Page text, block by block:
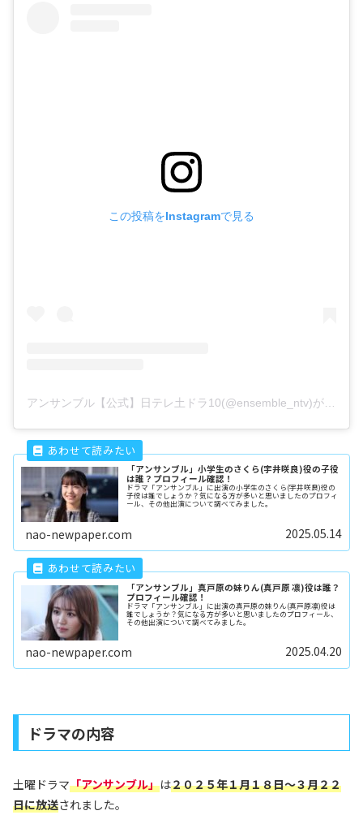
この投稿をInstagramで見る
「アンサンブル」小学生のさくら(宇井咲良)役の子役
は誰？プロフィール確認！
ドラマ「アンサンブル」に出演の小学生のさくら(宇井咲良)役の
子役は誰でしょうか？気になる方が多いと思いましたのプロフィ
ール、その他出演について調べてみました。
nao-newpaper.com 2025.05.14
「アンサンブル」真戸原の妹りん(真戸原 凛)役は誰？
プロフィール確認！
ドラマ「アンサンブル」に出演の真戸原の妹りん(真戸原凛)役は
誰でしょうか？気になる方が多いと思いましたのプロフィール、
その他出演について調べてみました。
nao-newpaper.com 2025.04.20
ドラマの内容
土曜ドラマ「アンサンブル」は２０２５年１月１８日～３月２２
日に放送されました。